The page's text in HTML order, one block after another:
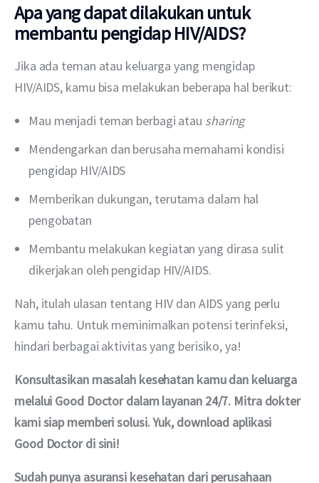
Apa yang dapat dilakukan untuk
membantu pengidap HIV/AIDS?
Jika ada teman atau keluarga yang mengidap
HIV/AIDS, kamu bisa melakukan beberapa hal berikut:
Mau menjadi teman berbagi atau sharing
Mendengarkan dan berusaha memahami kondisi
pengidap HIV/AIDS
Memberikan dukungan, terutama dalam hal
pengobatan
Membantu melakukan kegiatan yang dirasa sulit
dikerjakan oleh pengidap HIV/AIDS.
Nah, itulah ulasan tentang HIV dan AIDS yang perlu
kamu tahu. Untuk meminimalkan potensi terinfeksi,
hindari berbagai aktivitas yang berisiko, ya!
Konsultasikan masalah kesehatan kamu dan keluarga
melalui Good Doctor dalam layanan 24/7. Mitra dokter
kami siap memberi solusi. Yuk, download aplikasi
Good Doctor di sini!
Sudah punya asuransi kesehatan dari perusahaan